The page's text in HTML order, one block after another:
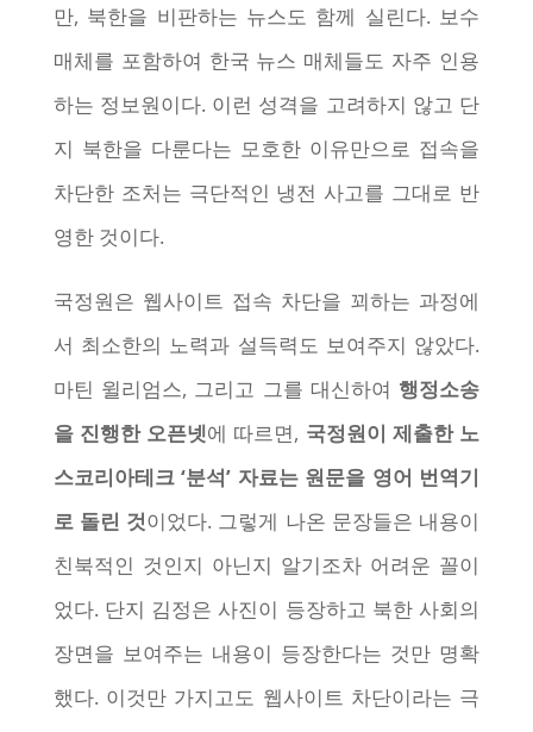
만, 북한을 비판하는 뉴스도 함께 실린다. 보수
매체를 포함하여 한국 뉴스 매체들도 자주 인용
하는 정보원이다. 이런 성격을 고려하지 않고 단
지 북한을 다룬다는 모호한 이유만으로 접속을
차단한 조처는 극단적인 냉전 사고를 그대로 반
영한 것이다.
국정원은 웹사이트 접속 차단을 꾀하는 과정에
서 최소한의 노력과 설득력도 보여주지 않았다.
마틴 윌리엄스, 그리고 그를 대신하여 행정소송
을 진행한 오픈넷에 따르면, 국정원이 제출한 노
스코리아테크 ‘분석’ 자료는 원문을 영어 번역기
로 돌린 것이었다. 그렇게 나온 문장들은 내용이
친북적인 것인지 아닌지 알기조차 어려운 꼴이
었다. 단지 김정은 사진이 등장하고 북한 사회의
장면을 보여주는 내용이 등장한다는 것만 명확
했다. 이것만 가지고도 웹사이트 차단이라는 극